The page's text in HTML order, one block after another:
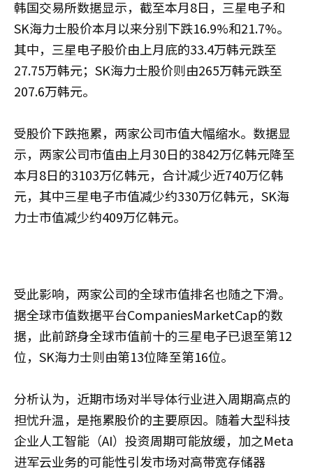
韩国交易所数据显示，截至本月8日，三星电子和
SK海力士股价本月以来分别下跌16.9%和21.7%。
其中，三星电子股价由上月底的33.4万韩元跌至
27.75万韩元；SK海力士股价则由265万韩元跌至
207.6万韩元。
受股价下跌拖累，两家公司市值大幅缩水。数据显
示，两家公司市值由上月30日的3842万亿韩元降至
本月8日的3103万亿韩元，合计减少近740万亿韩
元，其中三星电子市值减少约330万亿韩元，SK海
力士市值减少约409万亿韩元。
受此影响，两家公司的全球市值排名也随之下滑。
据全球市值数据平台CompaniesMarketCap的数
据，此前跻身全球市值前十的三星电子已退至第12
位，SK海力士则由第13位降至第16位。
分析认为，近期市场对半导体行业进入周期高点的
担忧升温，是拖累股价的主要原因。随着大型科技
企业人工智能（AI）投资周期可能放缓，加之Meta
进军云业务的可能性引发市场对高带宽存储器